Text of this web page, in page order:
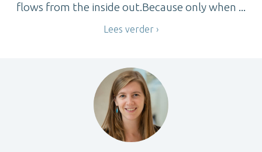
flows from the inside out.Because only when ...
Lees verder